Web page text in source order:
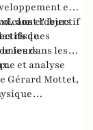
et
et leurs
risques
leurs
dont l'objectif
de
dans les
et analyse
Gérard Mottet,
du
de